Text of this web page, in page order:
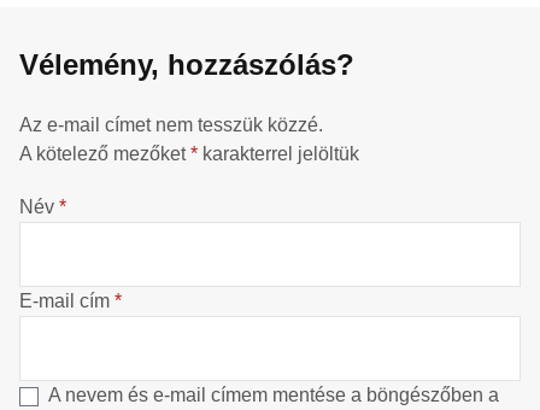
Vélemény, hozzászólás?
Az e-mail címet nem tesszük közzé.
A kötelező mezőket* karakterrel jelöltük
Név *
E-mail cím *
A nevem és e-mail címem mentése a böngészőben a